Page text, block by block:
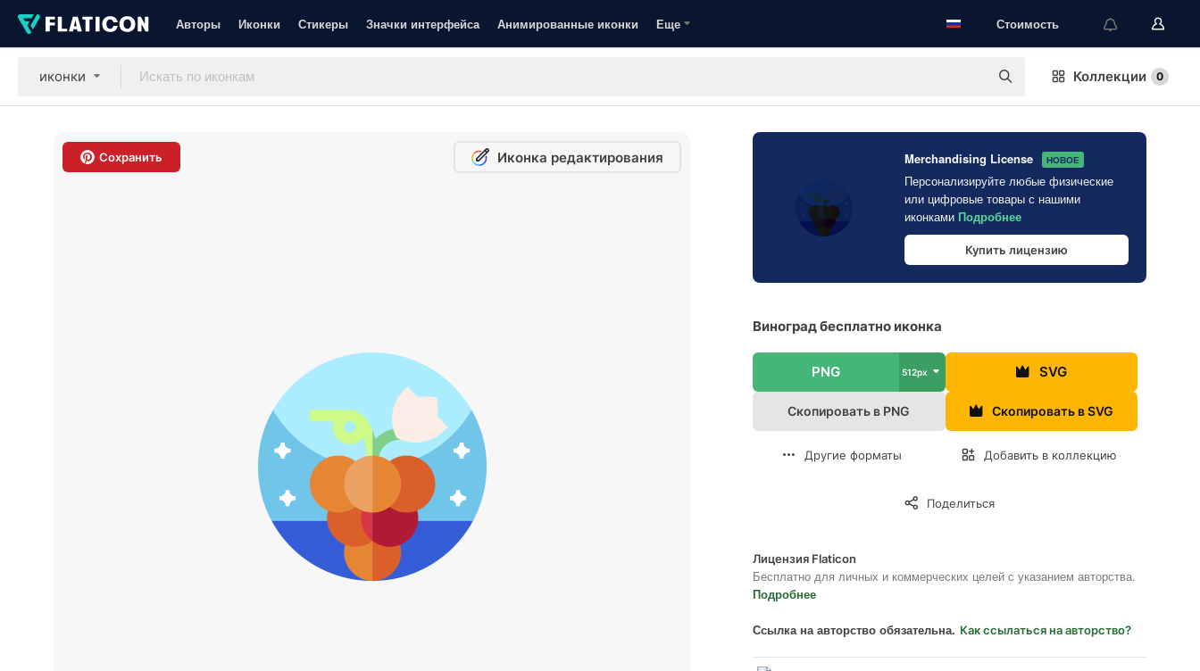
Авторы Иконки Стикеры Значки интерфейса Анимированные иконки Еще Стоимость
иконки Коллекции 0
Сохранить Иконка редактирования Merchandising License НОВОЕ
Персонализируйте любые физические
или цифровые товары с нашими
иконками Подробнее
Купить лицензию
Виноград бесплатно иконка
PNG 512px SVG
Скопировать в PNG Скопировать в SVG
Другие форматы Добавить в коллекцию
Поделиться
Лицензия Flaticon
Бесплатно для личных и коммерческих целей с указанием авторства.
Подробнее
Ссылка на авторство обязательна. Как ссылаться на авторство?